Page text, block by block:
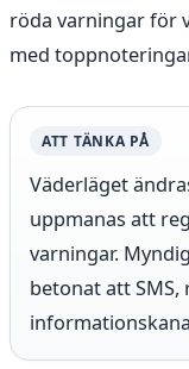
röda varningar för
med
ATT TÄNKA PÅ
Väderläget
uppmanas att
varningar.
betonat att SMS,